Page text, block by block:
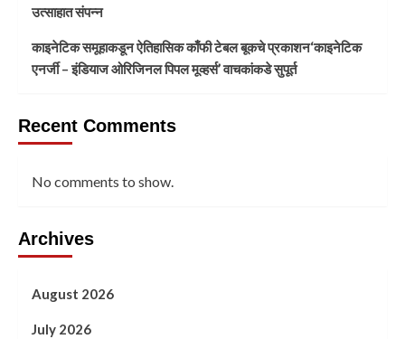
उत्साहात संपन्न
काइनेटिक समूहाकडून ऐतिहासिक काँफी टेबल बूकचे प्रकाशन‘काइनेटिक
एनर्जी – इंडियाज ओरिजिनल पिपल मूव्हर्स’ वाचकांकडे सुपूर्त
Recent Comments
No comments to show.
Archives
August 2026
July 2026